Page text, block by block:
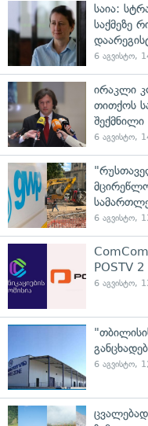
საია:
საქმეზე
6 აგვისტო,
ირაკლი
თითქოს
6 აგვისტო,
6 აგვისტო,
POSTV
6 აგვისტო,
6 აგვისტო,